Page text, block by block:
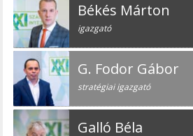
Békés Márton
igazgató
G. Fodor Gábor
stratégiai igazgató
Galló Béla